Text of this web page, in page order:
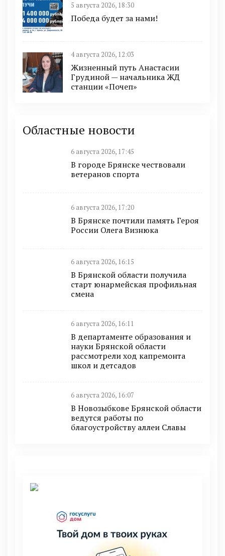
5 августа 2026, 18:30
Победа будет за нами!
4 августа 2026, 12:03
Жизненный путь Анастасии
Грудиной — начальника ЖД
станции «Почеп»
Областные новости
6 августа 2026, 17:45
В городе Брянске чествовали
ветеранов спорта
6 августа 2026, 17:20
В Брянске почтили память Героя
России Олега Визнюка
6 августа 2026, 16:15
В Брянской области получила
старт юнармейская профильная
смена
6 августа 2026, 16:11
В департаменте образования и
науки Брянской области
рассмотрели ход капремонта
школ и детсадов
6 августа 2026, 16:07
В Новозыбкове Брянской области
ведутся работы по
благоустройству аллеи Славы